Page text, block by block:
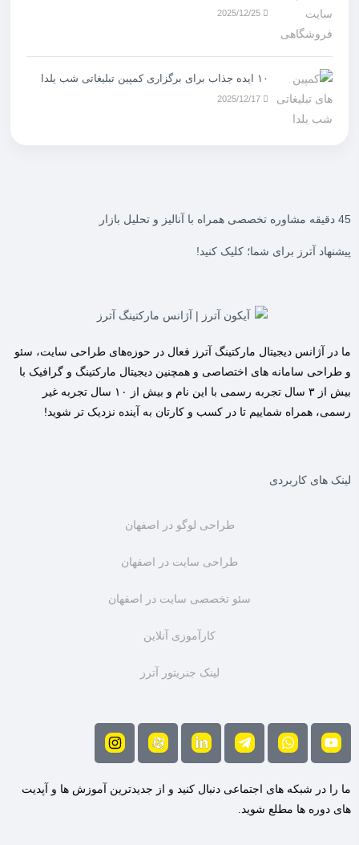
۱۰ ایده جذاب برای برگزاری کمپین تبلیغاتی شب یلدا
45 دقیقه مشاوره تخصصی همراه با آنالیز و تحلیل بازار
پیشنهاد آترز برای شما؛ کلیک کنید!
ما در آژانس دیجیتال مارکتینگ آترز فعال در حوزه‌های طراحی سایت، سئو
و طراحی سامانه های اختصاصی و همچنین دیجیتال مارکتینگ و گرافیک با
بیش از ۳ سال تجربه رسمی با این نام و بیش از ۱۰ سال تجربه غیر
رسمی، همراه شماییم تا در کسب و کارتان به آینده نزدیک تر شوید!
لینک های کاربردی
طراحی لوگو در اصفهان
طراحی سایت در اصفهان
سئو تخصصی سایت در اصفهان
کارآموزی آنلاین
لینک جنریتور آترز
ما را در شبکه های اجتماعی دنبال کنید و از جدیدترین آموزش ها و آپدیت
های دوره ها مطلع شوید.